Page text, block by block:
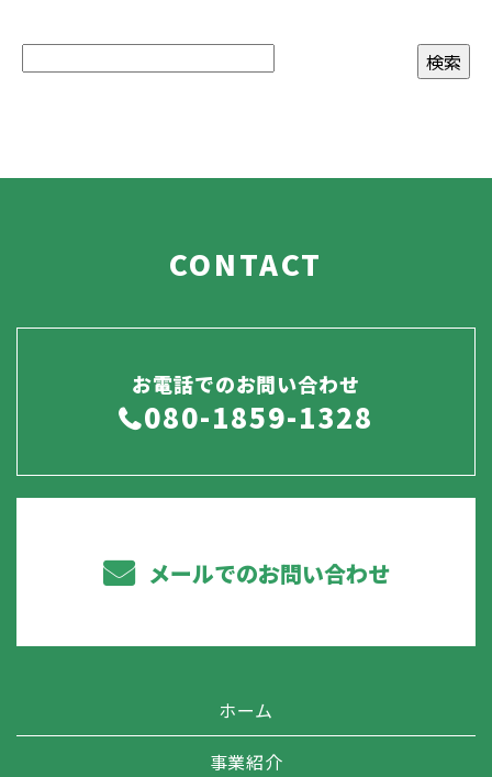
CONTACT
お電話でのお問い合わせ
080-1859-1328
メールでのお問い合わせ
ホーム
事業紹介